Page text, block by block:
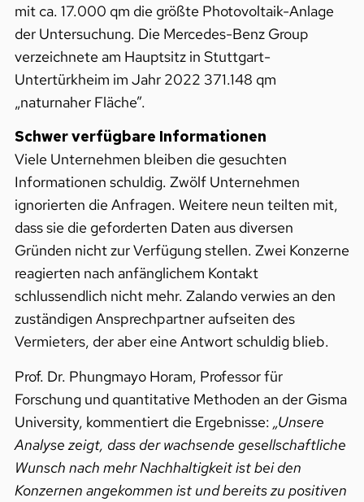
mit ca. 17.000 qm die größte Photovoltaik-Anlage
der Untersuchung. Die Mercedes-Benz Group
verzeichnete am Hauptsitz in Stuttgart-
Untertürkheim im Jahr 2022 371.148 qm
„naturnaher Fläche”.
Schwer verfügbare Informationen
Viele Unternehmen bleiben die gesuchten
Informationen schuldig. Zwölf Unternehmen
ignorierten die Anfragen. Weitere neun teilten mit,
dass sie die geforderten Daten aus diversen
Gründen nicht zur Verfügung stellen. Zwei Konzerne
reagierten nach anfänglichem Kontakt
schlussendlich nicht mehr. Zalando verwies an den
zuständigen Ansprechpartner aufseiten des
Vermieters, der aber eine Antwort schuldig blieb.
Prof. Dr. Phungmayo Horam, Professor für
Forschung und quantitative Methoden an der Gisma
University, kommentiert die Ergebnisse: „Unsere
Analyse zeigt, dass der wachsende gesellschaftliche
Wunsch nach mehr Nachhaltigkeit ist bei den
Konzernen angekommen ist und bereits zu positiven